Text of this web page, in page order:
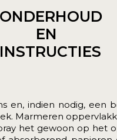
ONDERHOUD
EN
INSTRUCTIES
en, indien nodig, een
Marmeren
het gewoon op het